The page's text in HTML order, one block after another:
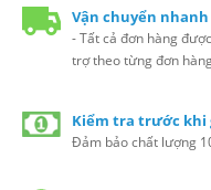
Vận chuyển nhanh
- Tất cả đơn hàng
trợ theo từng đơn
Kiểm tra trước khi
Đảm bảo chất lượng